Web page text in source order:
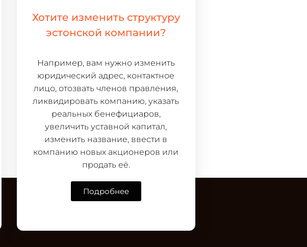
Хотите изменить структуру
эстонской компании?
Например, вам нужно изменить
юридический адрес, контактное
лицо, отозвать членов правления,
ликвидировать компанию, указать
реальных бенефициаров,
увеличить уставной капитал,
изменить название, ввести в
компанию новых акционеров или
продать её.
Подробнее